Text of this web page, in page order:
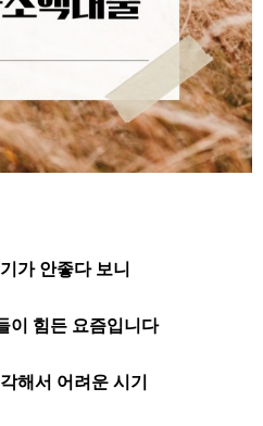
가 안좋다 보니
이 힘든 요즘입니다
해서 어려운 시기